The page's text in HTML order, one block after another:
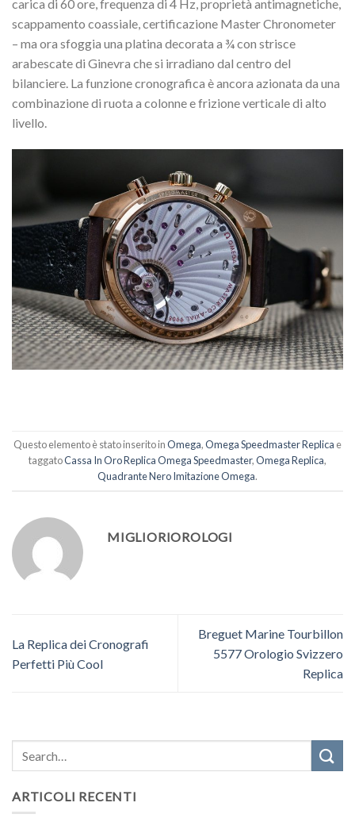
carica di 60 ore, frequenza di 4 Hz, proprietà antimagnetiche,
scappamento coassiale, certificazione Master Chronometer
– ma ora sfoggia una platina decorata a ¾ con strisce
arabescate di Ginevra che si irradiano dal centro del
bilanciere. La funzione cronografica è ancora azionata da una
combinazione di ruota a colonne e frizione verticale di alto
livello.
Questo elemento è stato inserito inOmega,Omega Speedmaster Replica e
taggatoCassa In Oro Replica Omega Speedmaster,Omega Replica,
Quadrante Nero Imitazione Omega.
MIGLIORIOROLOGI
La Replica dei Cronografi
Perfetti Più Cool
Breguet Marine Tourbillon
5577 Orologio Svizzero
Replica
ARTICOLI RECENTI